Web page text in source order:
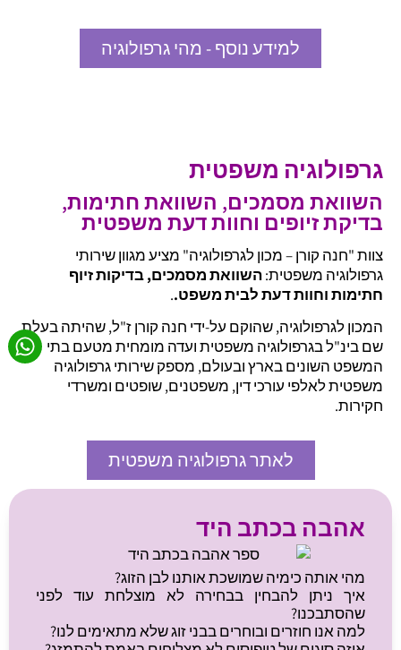
למידע נוסף - מהי גרפולוגיה
גרפולוגיה משפטית
השוואת מסמכים, השוואת חתימות,
בדיקת זיופים וחוות דעת משפטית
צוות "חנה קורן – מכון לגרפולוגיה" מציע מגוון שירותי
גרפולוגיה משפטית:השוואת מסמכים, בדיקות זיוף
חתימות וחוות דעת לבית משפט..
המכון לגרפולוגיה, שהוקם על-ידי חנה קורן ז"ל, שהיתה בעלת
שם בינ"ל בגרפולוגיה משפטית ועדה מומחית מטעם בתי
המשפט השונים בארץ ובעולם, מספק שירותי גרפולוגיה
משפטית לאלפי עורכי דין, משפטנים, שופטים ומשרדי
חקירות.
לאתר גרפולוגיה משפטית
אהבה בכתב היד
מהי אותה כימיה שמושכת אותנו לבן הזוג?
איך ניתן להבחין בבחירה לא מוצלחת עוד לפני
שהסתבכנו?
למה אנו חוזרים ובוחרים בבני זוג שלא מתאימים לנו?